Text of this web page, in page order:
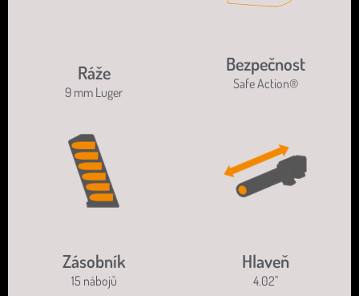
Ráže
9 mm Luger
Bezpečnost
Safe Action®
Zásobník
15 nábojů
Hlaveň
4.02"